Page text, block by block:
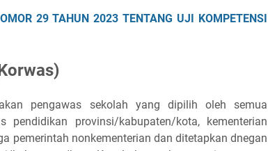
29 TAHUN 2023 TENTANG UJI KOMPETENSI
pengawas sekolah yang dipilih oleh semua
provinsi/kabupaten/kota, kementerian
pemerintah nonkementerian dan ditetapkan dnegan